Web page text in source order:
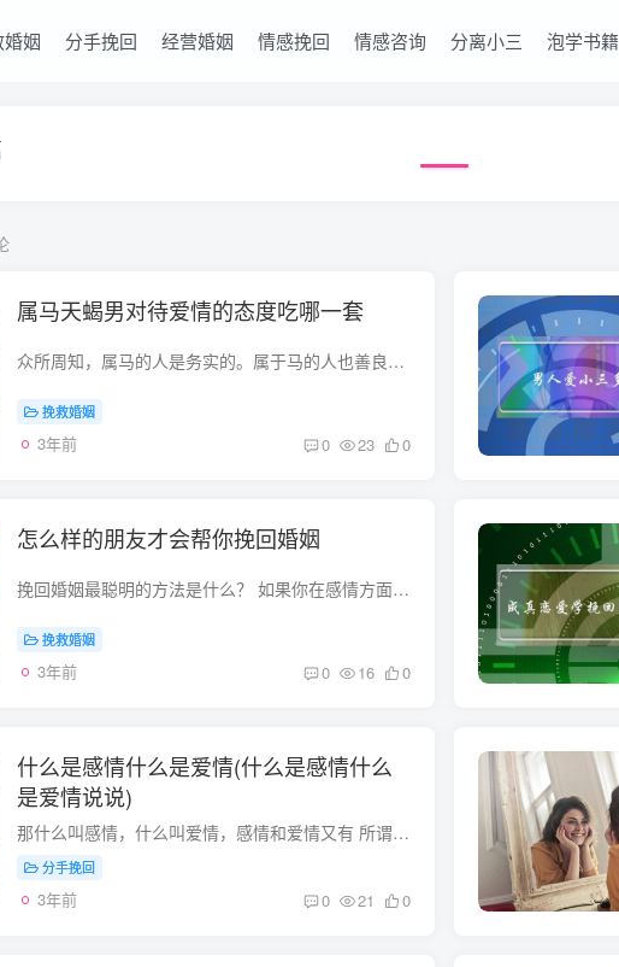
姻 分手挽回 经营婚姻 情感挽回 情感咨询 分离小三 泡学书籍
属马天蝎男对待爱情的态度吃哪一套
众所周知，属马的人是务实的。属于马的人也善良勤奋。属马的人遇到天蝎座的星座，会有什么样的性格特征？他们对爱情是什么样的态度？想必很多人都想知道，天蝎男对待爱情是什么样的态度？天蝎座...
挽救婚姻
3年前 0 23 0
怎么样的朋友才会帮你挽回婚姻
挽回婚姻最聪明的方法是什么？ 如果你在感情方面比较空白，最聪明的做法就是借力，借助专业人士的力量，去面对婚姻，去解决婚姻难题。我以前不懂，自己试过了很多错误的方法，弄和一家人身心俱...
挽救婚姻
3年前 0 16 0
什么是感情什么是爱情(什么是感情什么
是爱情说说)
那什么叫感情，什么叫爱情，感情和爱情又有 所谓感情，就是彼此熟悉，熟知，相互相处有一定的基数所产生的情分，就是感情。 所谓爱情，就是男女之间彼此吸引所产生的独有情分，在喜欢的基数上的...
分手挽回
3年前 0 21 0